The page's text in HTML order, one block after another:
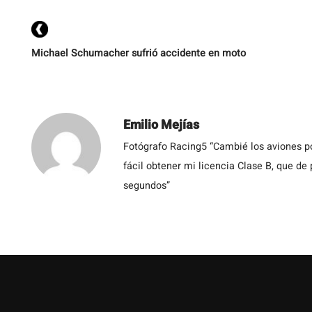
Michael Schumacher sufrió accidente en moto
Emilio Mejías
Fotógrafo Racing5 “Cambié los aviones
fácil obtener mi licencia Clase B, que
segundos”